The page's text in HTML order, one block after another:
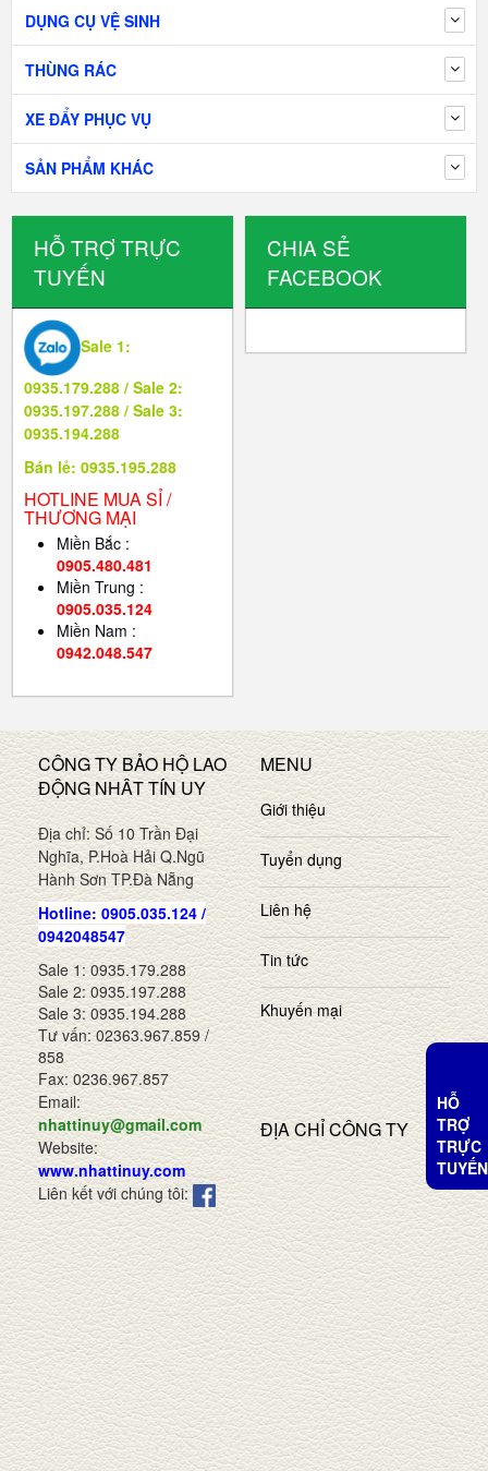
DỤNG CỤ VỆ SINH
THÙNG RÁC
XE ĐẨY PHỤC VỤ
SẢN PHẨM KHÁC
HỖ TRỢ TRỰC
TUYẾN
Sale 1:
0935.179.288 / Sale 2:
0935.197.288 / Sale 3:
0935.194.288
Bán lẻ: 0935.195.288
HOTLINE MUA SỈ /
THƯƠNG MẠI
Miền Bắc :
0905.480.481
Miền Trung :
0905.035.124
Miền Nam :
0942.048.547
CHIA SẺ
FACEBOOK
CÔNG TY BẢO HỘ LAO
ĐỘNG NHÂT TÍN UY
Địa chỉ: Số 10 Trần Đại
Nghĩa, P.Hoà Hải Q.Ngũ
Hành Sơn TP.Đà Nẵng
Hotline: 0905.035.124 /
0942048547
Sale 1: 0935.179.288
Sale 2: 0935.197.288
Sale 3: 0935.194.288
Tư vấn: 02363.967.859 /
858
Fax: 0236.967.857
Email:
nhattinuy@gmail.com
Website:
www.nhattinuy.com
Liên kết với chúng tôi:
MENU
Giới thiệu
Tuyển dụng
Liên hệ
Tin tức
Khuyến mại
ĐỊA CHỈ CÔNG TY
HỖ
TRỢ
TRỰC
TUYẾN